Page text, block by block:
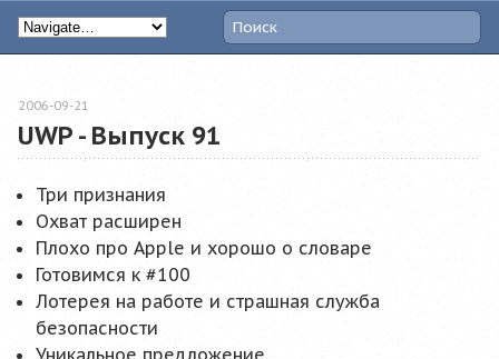
UWP - Выпуск 91
2006-09-21
Три признания
Охват расширен
Плохо про Apple и хорошо о словаре
Готовимся к #100
Лотерея на работе и страшная служба
безопасности